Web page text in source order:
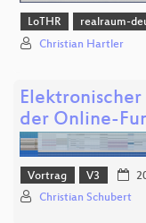
LoTHR realraum-
Christian Hartler
Elektronischer
der
Vortrag V3
Christian Schubert